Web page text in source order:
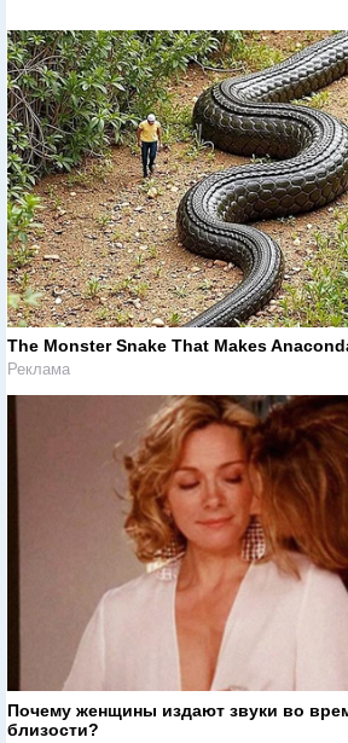
The Monster Snake That Makes
Реклама
Почему женщины издают звуки во
близости?